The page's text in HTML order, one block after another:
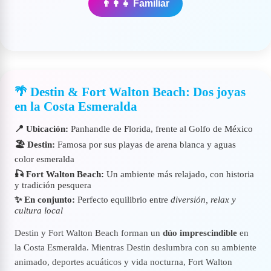
👨‍👩‍👧 Familiar
🌴 Destin & Fort Walton Beach: Dos joyas
en la Costa Esmeralda
📍 Ubicación: Panhandle de Florida, frente al Golfo de México
🏖️ Destin: Famosa por sus playas de arena blanca y aguas
color esmeralda
🎣 Fort Walton Beach: Un ambiente más relajado, con historia
y tradición pesquera
✨ En conjunto: Perfecto equilibrio entre diversión, relax y
cultura local
Destin y Fort Walton Beach forman un dúo imprescindible en
la Costa Esmeralda. Mientras Destin deslumbra con su ambiente
animado, deportes acuáticos y vida nocturna, Fort Walton